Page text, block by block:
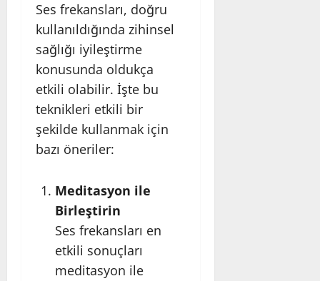
Ses frekansları, doğru
kullanıldığında zihinsel
sağlığı iyileştirme
konusunda oldukça
etkili olabilir. İşte bu
teknikleri etkili bir
şekilde kullanmak için
bazı öneriler:
Meditasyon ile
Birleştirin
Ses frekansları en
etkili sonuçları
meditasyon ile